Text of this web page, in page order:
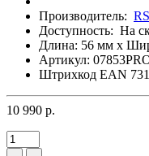
Производитель:
Доступность: На
Длина: 56 мм x
Артикул:
Штрихкод EAN
10 990 р.